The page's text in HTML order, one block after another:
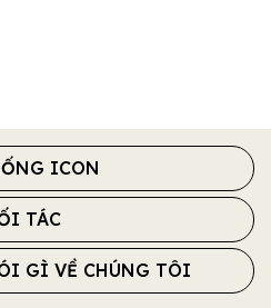
ICON
TÁC
GÌ VỀ CHÚNG TÔI